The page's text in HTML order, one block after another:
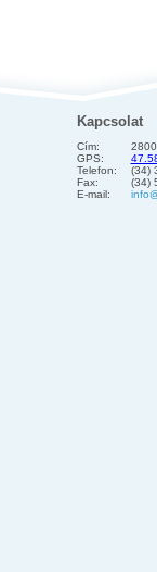
Kapcsolat
Cím:
GPS:
Telefon:
(34)
Fax:
(34)
E-mail: